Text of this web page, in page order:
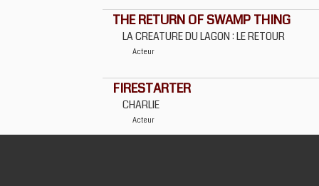
THE RETURN OF SWAMP THING
LA CREATURE DU LAGON : LE RETOUR
Acteur
FIRESTARTER
CHARLIE
Acteur